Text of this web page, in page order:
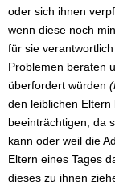
oder sich ihnen
wenn diese noch
für sie
Problemen beraten
überfordert würden
den leiblichen
beeinträchtigen, da
kann oder weil die
Eltern eines Tages
dieses zu ihnen